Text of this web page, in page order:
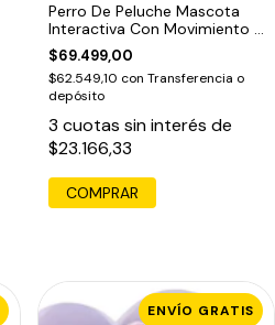
Perro De Peluche Mascota
Interactiva Con Movimiento Y
Sonido
$69.499,00
$62.549,10 con Transferencia o
depósito
3 cuotas sin interés de
$23.166,33
COMPRAR
ENVÍO GRATIS